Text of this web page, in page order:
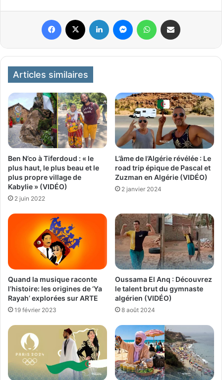
Articles similaires
Ben N’co à Tiferdoud : « le
plus haut, le plus beau et le
plus propre village de
Kabylie » (VIDÉO)
2 juin 2022
L’âme de l’Algérie révélée : Le
road trip épique de Pascal et
Zuzman en Algérie (VIDÉO)
2 janvier 2024
Quand la musique raconte
l’histoire: les origines de ‘Ya
Rayah’ explorées sur ARTE
19 février 2023
Oussama El Anq : Découvrez
le talent brut du gymnaste
algérien (VIDÉO)
8 août 2024